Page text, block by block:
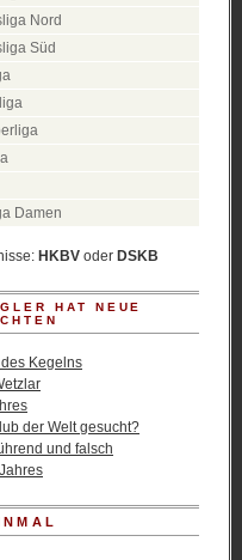
Nord
Süd
Damen
HKBV oder DSKB
HAT NEUE
Kegelns
der Welt gesucht?
und falsch